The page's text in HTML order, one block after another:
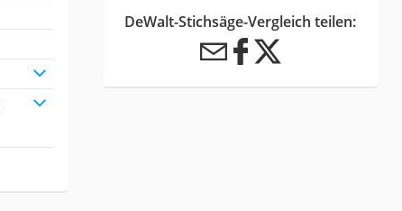
DeWalt-Stichsäge-Vergleich teilen: